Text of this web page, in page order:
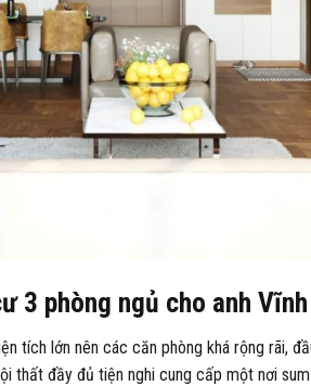
3 phòng ngủ cho anh
tích lớn nên các căn phòng khá rộng rãi,
thất đầy đủ tiện nghi cung cấp một nơi